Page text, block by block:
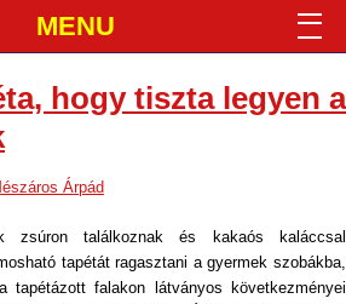
MENU
hogy tiszta legyen a
Árpád
zsúron találkoznak és kakaós kaláccsal
tapétát ragasztani a gyermek szobákba,
falakon látványos következményei